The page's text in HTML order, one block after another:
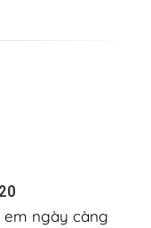
em ngày càng